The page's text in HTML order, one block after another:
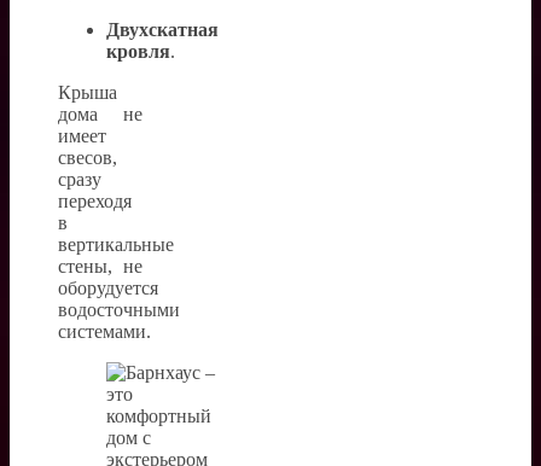
Двухскатная
кровля.
Крыша
дома не
имеет
свесов,
сразу
переходя
в
вертикальные
стены, не
оборудуется
водосточными
системами.